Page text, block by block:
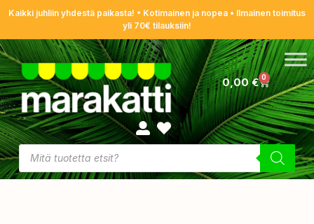
Kaikki juhliin yhdestä paikasta! • Kotimainen ja nopea • Ilmainen toimitus
yli 70€ tilauksiin!
0,00€ 0